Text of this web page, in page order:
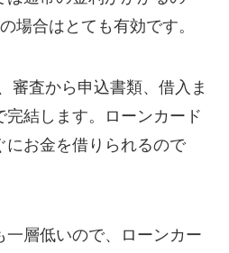
場合はとても有効です。
審査から申込書類、借入ま
完結します。ローンカード
にお金を借りられるので
一層低いので、ローンカー